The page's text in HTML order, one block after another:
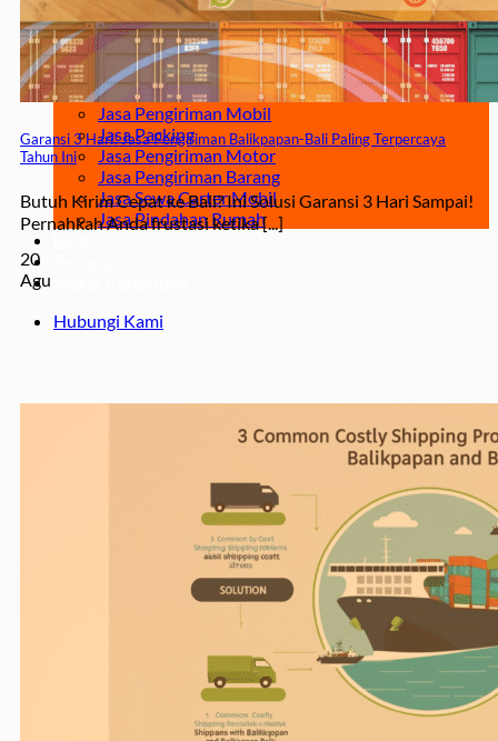
Surabaya – Balikpapan
Surabaya – Manado
Surabaya – Palu
Surabaya – Makassar
Jasa
Jasa Pengiriman Mobil
Jasa Packing
Jasa Pengiriman Motor
Jasa Pengiriman Barang
Jasa Sewa Carter Mobil
Jasa Pindahan Rumah
Hubungi Kami
Garansi 3 Hari! Jasa Pengiriman Balikpapan-Bali Paling Terpercaya
Tahun Ini
Butuh Kirim Cepat ke Bali? Ini Solusi Garansi 3 Hari Sampai!
Pernahkah Anda frustasi ketika [...]
20
Agu